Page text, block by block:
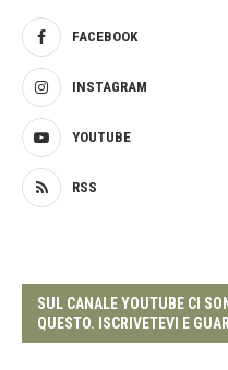
FACEBOOK
INSTAGRAM
YOUTUBE
RSS
SUL CANALE YOUTUBE CI
QUESTO. ISCRIVETEVI E